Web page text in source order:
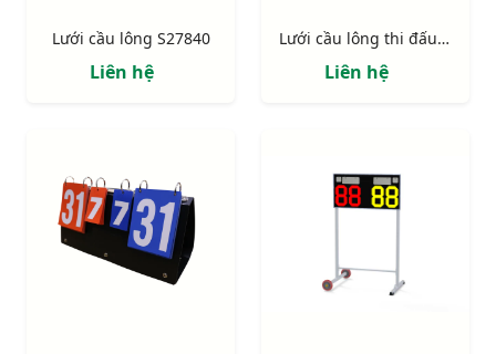
Lưới cầu lông S27840
Liên hệ
Lưới cầu lông thi đấu S27875
Liên hệ